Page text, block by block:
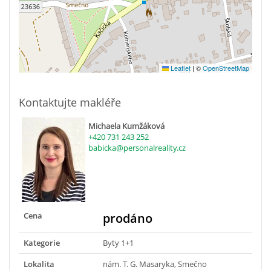
Leaflet | ©OpenStreetMap
Kontaktujte makléře
Michaela Kumžáková
+420 731 243 252
babicka@personalreality.cz
Cena prodáno
Kategorie
Byty 1+1
Lokalita
nám. T. G. Masaryka, Smečno